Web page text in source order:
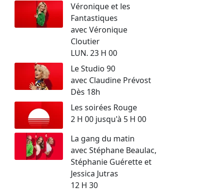
Véronique et les
Fantastiques
avec Véronique
Cloutier
LUN. 23 H 00
Le Studio 90
avec Claudine Prévost
Dès 18h
Les soirées Rouge
2 H 00 jusqu'à 5 H 00
La gang du matin
avec Stéphane Beaulac,
Stéphanie Guérette et
Jessica Jutras
12 H 30